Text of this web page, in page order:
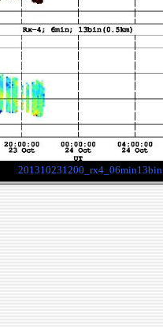
201310231200_rx4_06min13bin